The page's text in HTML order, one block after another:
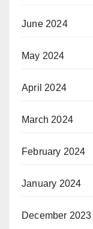
June 2024
May 2024
April 2024
March 2024
February 2024
January 2024
December 2023